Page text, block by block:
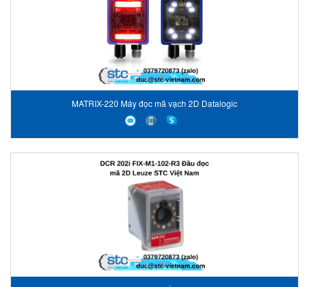
MATRIX-220 Máy đọc mã vạch 2D Datalogic